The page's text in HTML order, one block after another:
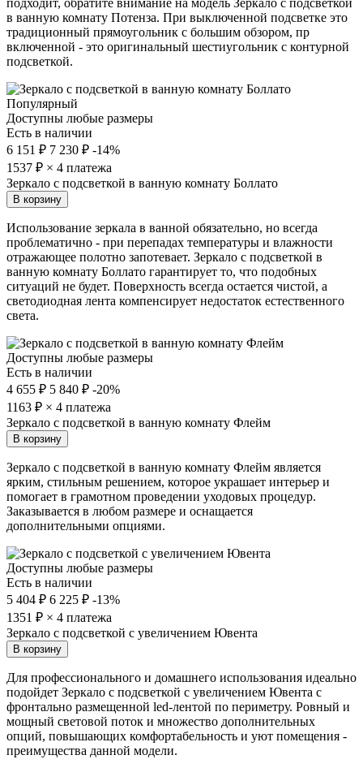
в ванную комнату Потенза. При выключенной подсветке это
традиционный прямоугольник с большим обзором, пр
включенной - это оригинальный шестиугольник с контурной
подсветкой.
Популярный
Доступны любые размеры
Есть в наличии
6 151 ₽ 7 230 ₽ -14%
1537 ₽ × 4 платежа
Зеркало с подсветкой в ванную комнату Боллато
В корзину
Использование зеркала в ванной обязательно, но всегда
проблематично - при перепадах температуры и влажности
отражающее полотно запотевает. Зеркало с подсветкой в
ванную комнату Боллато гарантирует то, что подобных
ситуаций не будет. Поверхность всегда остается чистой, а
светодиодная лента компенсирует недостаток естественного
света.
Доступны любые размеры
Есть в наличии
4 655 ₽ 5 840 ₽ -20%
1163 ₽ × 4 платежа
Зеркало с подсветкой в ванную комнату Флейм
В корзину
Зеркало с подсветкой в ванную комнату Флейм является
ярким, стильным решением, которое украшает интерьер и
помогает в грамотном проведении уходовых процедур.
Заказывается в любом размере и оснащается
дополнительными опциями.
Доступны любые размеры
Есть в наличии
5 404 ₽ 6 225 ₽ -13%
1351 ₽ × 4 платежа
Зеркало с подсветкой с увеличением Ювента
В корзину
Для профессионального и домашнего использования идеально
подойдет Зеркало с подсветкой с увеличением Ювента с
фронтально размещенной led-лентой по периметру. Ровный и
мощный световой поток и множество дополнительных
опций, повышающих комфортабельность и уют помещения -
преимущества данной модели.